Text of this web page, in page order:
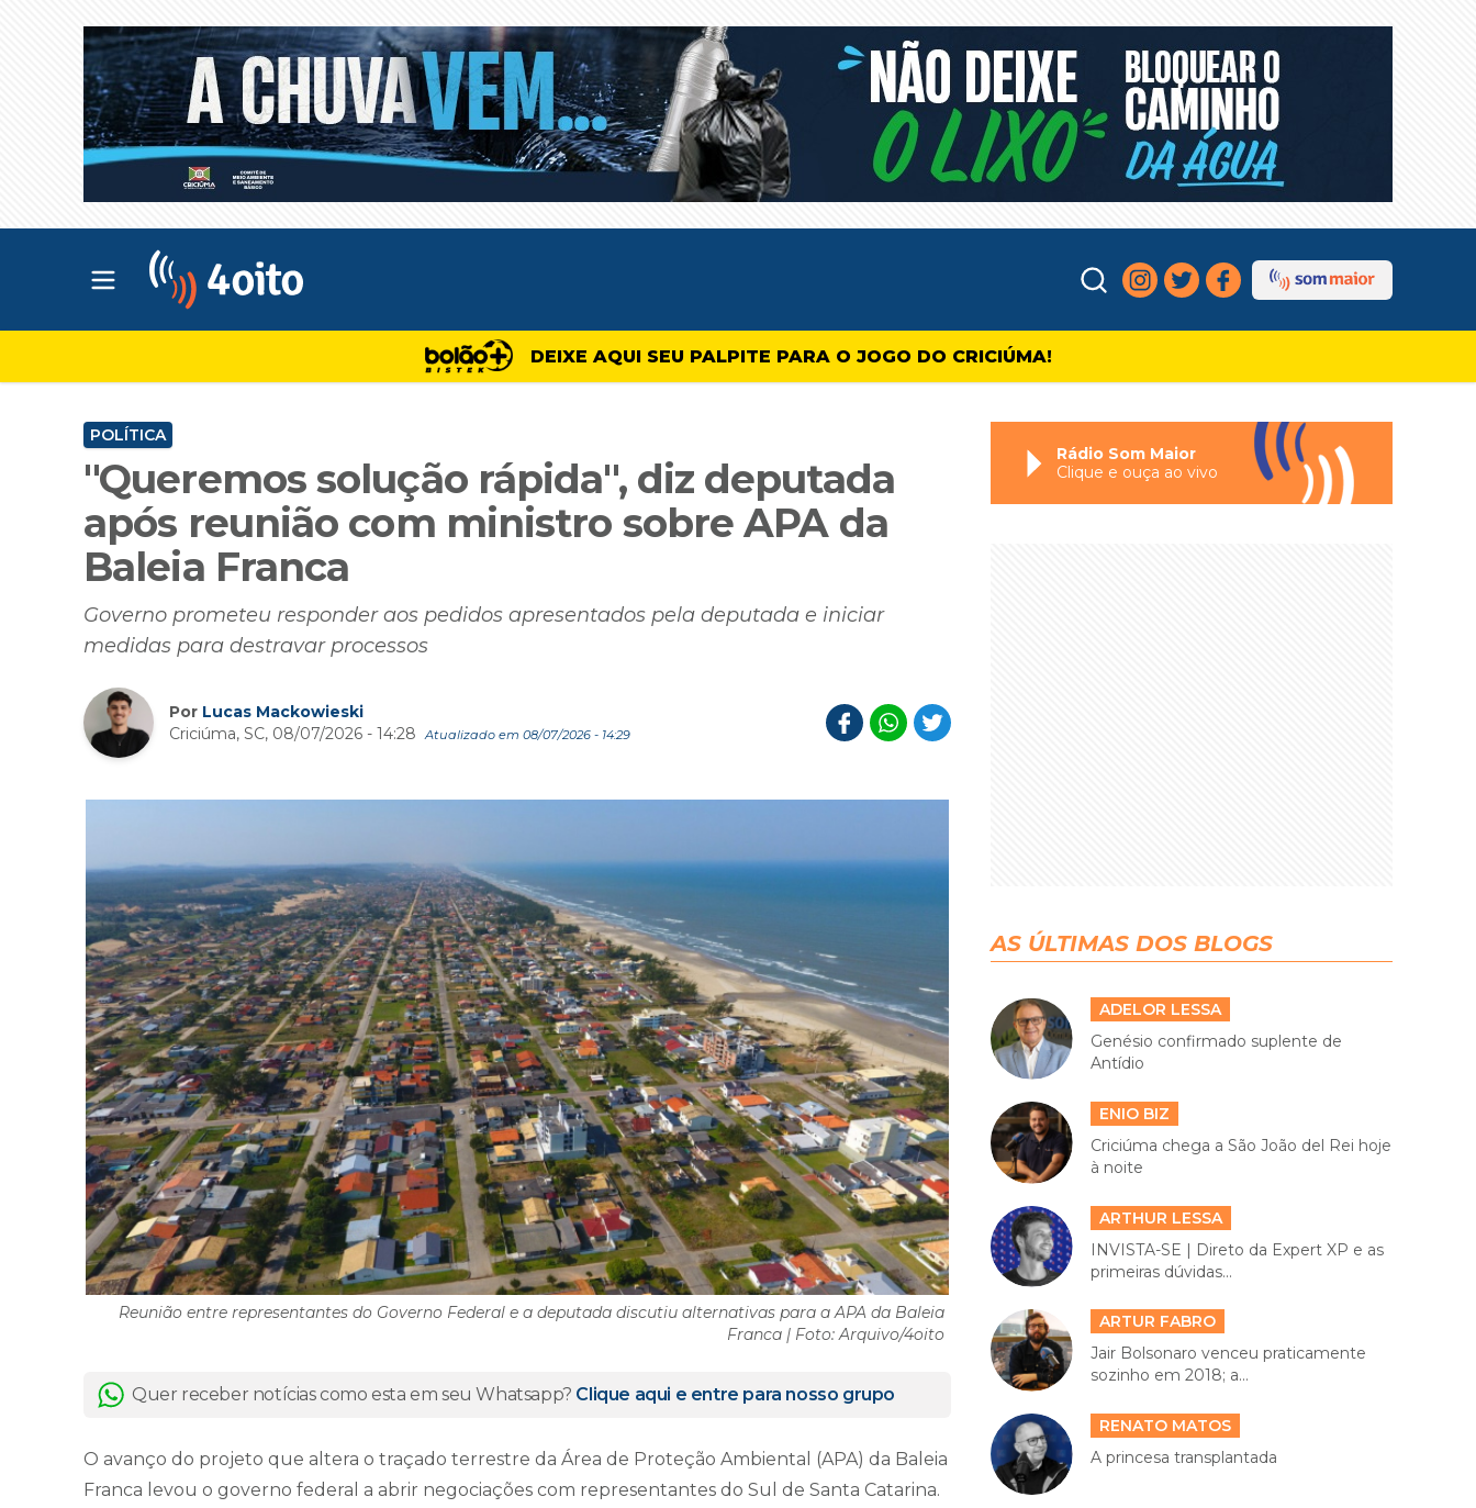
Abrir menu principal
DEIXE AQUI SEU PALPITE PARA O JOGO DO CRICIÚMA!
POLÍTICA
"Queremos solução rápida", diz deputada
após reunião com ministro sobre APA da
Baleia Franca
Governo prometeu responder aos pedidos apresentados pela deputada e iniciar
medidas para destravar processos
Por Lucas Mackowieski
Criciúma, SC, 08/07/2026 - 14:28
Atualizado em 08/07/2026 - 14:29
Reunião entre representantes do Governo Federal e a deputada discutiu alternativas para a APA da Baleia
Franca | Foto: Arquivo/4oito
Quer receber notícias como esta em seu Whatsapp? Clique aqui e entre para nosso grupo
O avanço do projeto que altera o traçado terrestre da Área de Proteção Ambiental (APA) da Baleia
Franca levou o governo federal a abrir negociações com representantes do Sul de Santa Catarina.
Rádio Som Maior
Clique e ouça ao vivo
AS ÚLTIMAS DOS BLOGS
ADELOR LESSA
Genésio confirmado suplente de
Antídio
ENIO BIZ
Criciúma chega a São João del Rei hoje
à noite
ARTHUR LESSA
INVISTA-SE | Direto da Expert XP e as
primeiras dúvidas...
ARTUR FABRO
Jair Bolsonaro venceu praticamente
sozinho em 2018; a...
RENATO MATOS
A princesa transplantada